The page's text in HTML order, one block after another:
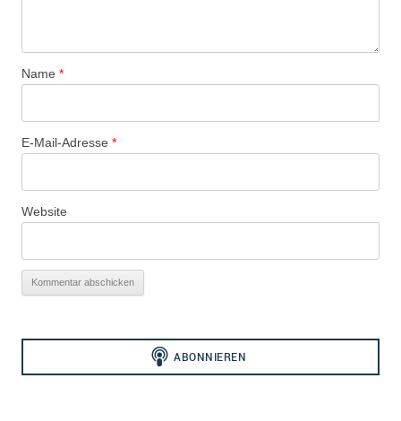
Name *
E-Mail-Adresse *
Website